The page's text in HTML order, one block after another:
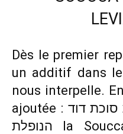
Dès le premier
un additif dans
nous interpelle.
ajoutée : הרחמן הוא יקים לנו את סוכת דוד
הנופלת la Soucca de David qui est